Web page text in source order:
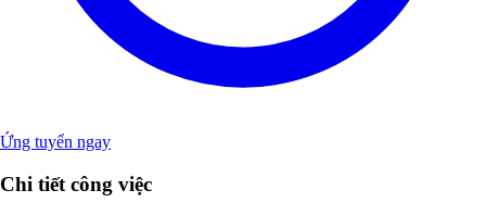
Ứng tuyển ngay
Chi tiết công việc